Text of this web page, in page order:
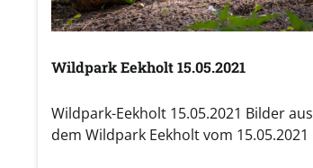
Wildpark Eekholt 15.05.2021
Wildpark-Eekholt 15.05.2021 Bilder aus
dem Wildpark Eekholt vom 15.05.2021